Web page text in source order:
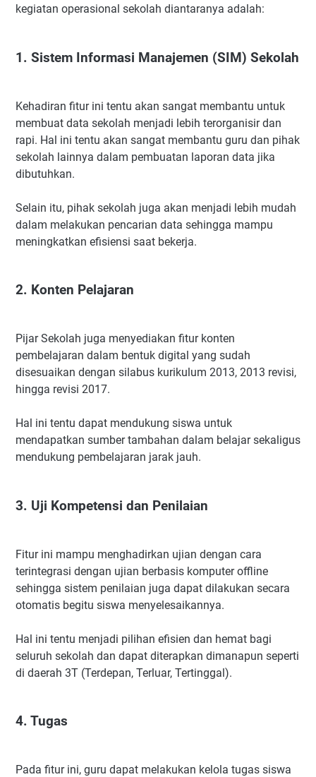
kegiatan operasional sekolah diantaranya adalah:
1. Sistem Informasi Manajemen (SIM) Sekolah
Kehadiran fitur ini tentu akan sangat membantu untuk
membuat data sekolah menjadi lebih terorganisir dan
rapi. Hal ini tentu akan sangat membantu guru dan pihak
sekolah lainnya dalam pembuatan laporan data jika
dibutuhkan.
Selain itu, pihak sekolah juga akan menjadi lebih mudah
dalam melakukan pencarian data sehingga mampu
meningkatkan efisiensi saat bekerja.
2. Konten Pelajaran
Pijar Sekolah juga menyediakan fitur konten
pembelajaran dalam bentuk digital yang sudah
disesuaikan dengan silabus kurikulum 2013, 2013 revisi,
hingga revisi 2017.
Hal ini tentu dapat mendukung siswa untuk
mendapatkan sumber tambahan dalam belajar sekaligus
mendukung pembelajaran jarak jauh.
3. Uji Kompetensi dan Penilaian
Fitur ini mampu menghadirkan ujian dengan cara
terintegrasi dengan ujian berbasis komputer offline
sehingga sistem penilaian juga dapat dilakukan secara
otomatis begitu siswa menyelesaikannya.
Hal ini tentu menjadi pilihan efisien dan hemat bagi
seluruh sekolah dan dapat diterapkan dimanapun seperti
di daerah 3T (Terdepan, Terluar, Tertinggal).
4. Tugas
Pada fitur ini, guru dapat melakukan kelola tugas siswa